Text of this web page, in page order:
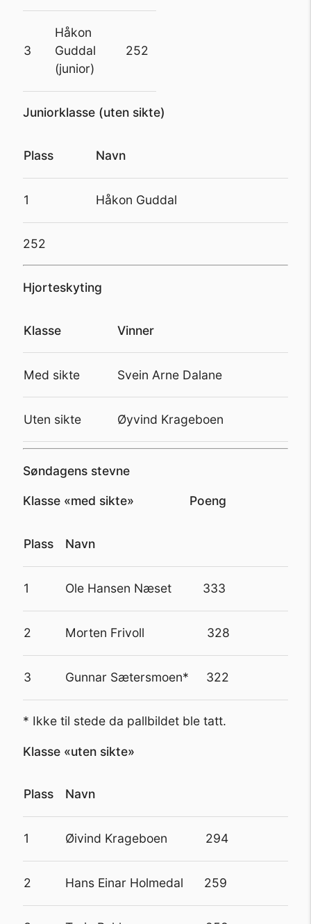
3
Håkon
Guddal
(junior)
252
Juniorklasse (uten sikte)
Plass Navn
1 Håkon Guddal
252
Hjorteskyting
Klasse Vinner
Med sikte Svein Arne Dalane
Uten sikte Øyvind Krageboen
Søndagens stevne
Klasse «med sikte» Poeng
Plass Navn
1 Ole Hansen Næset 333
2 Morten Frivoll 328
3 Gunnar Sætersmoen* 322
* Ikke til stede da pallbildet ble tatt.
Klasse «uten sikte»
Plass Navn
1 Øivind Krageboen 294
2 Hans Einar Holmedal 259